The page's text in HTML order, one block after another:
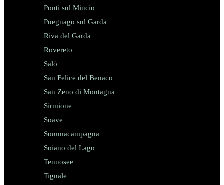
Ponti sul Mincio
Puegnago sul Garda
Riva del Garda
Rovereto
Salò
San Felice del Benaco
San Zeno di Montagna
Sirmione
Soave
Sommacampagna
Soiano del Lago
Tennosee
Tignale